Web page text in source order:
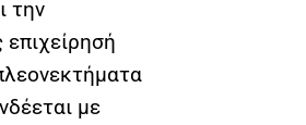
την
επιχείρησή
με